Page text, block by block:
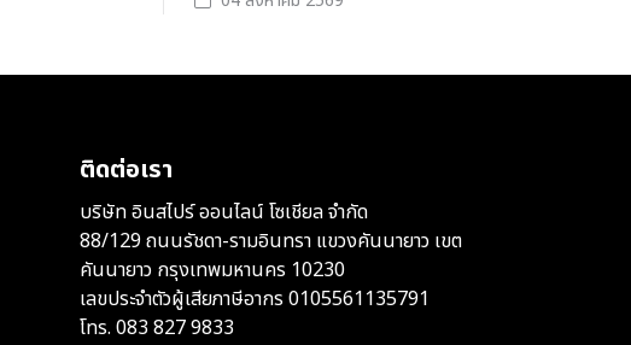
ติดต่อเรา
บริษัท อินสไปร์ ออนไลน์ โซเชียล จำกัด
88/129 ถนนรัชดา-รามอินทรา แขวงคันนายาว เขต
คันนายาว กรุงเทพมหานคร 10230
เลขประจำตัวผู้เสียภาษีอากร 0105561135791
โทร. 083 827 9833